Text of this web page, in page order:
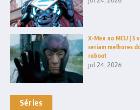
X-Men no MCU | 5
seriam melhores
reboot
jul 24, 2026
Séries